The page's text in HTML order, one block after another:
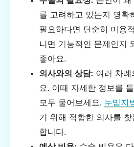
를 고려하고 있는지 명확
필요하다면 단순히 미용
니면 기능적인 문제인지
좋아요.
의사와의 상담: 여러 차례
요. 이때 자세한 정보를
모두 물어보세요. 눈밑지
기 위해 적합한 의사를
합니다.